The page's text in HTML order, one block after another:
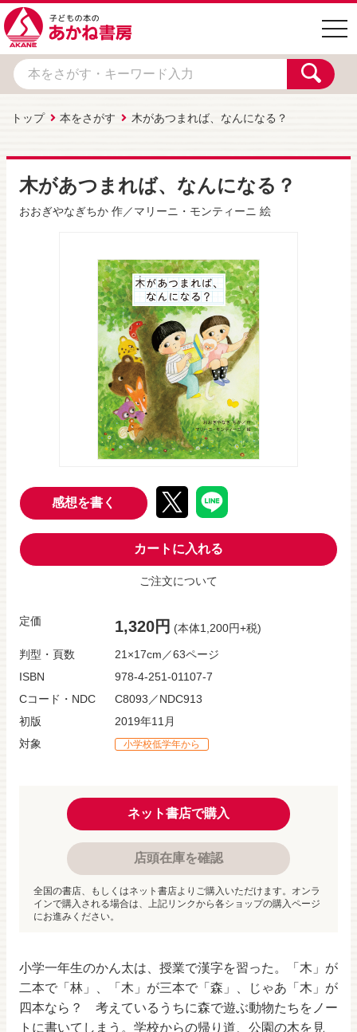
トップ 本をさがす 木があつまれば、なんになる？
木があつまれば、なんになる？
おおぎやなぎちか 作／マリーニ・モンティーニ 絵
小学一年生のかん太は、授業で漢字を習った。「木」が
二本で「林」、「木」が三本で「森」、じゃあ「木」が
四本なら？ 考えているうちに森で遊ぶ動物たちをノー
トに書いてしまう。学校からの帰り道、公園の木を見
感想を書く
カートに入れる
ご注文について
定価 1,320円 (本体1,200円+税)
判型・頁数
21×17cm／63ページ
ISBN
978-4-251-01107-7
Cコード・NDC
C8093／NDC913
初版
2019年11月
対象
小学校低学年から
ネット書店で購入
店頭在庫を確認
全国の書店、もしくはネット書店よりご購入いただけます。オンラ
インで購入される場合は、上記リンクから各ショップの購入ページ
にお進みください。